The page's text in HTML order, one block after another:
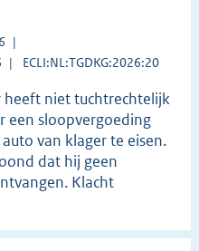
ECLI:NL:TGDKG:2026:20
heeft niet tuchtrechtelijk
een sloopvergoeding
van klager te eisen.
dat hij geen
Klacht